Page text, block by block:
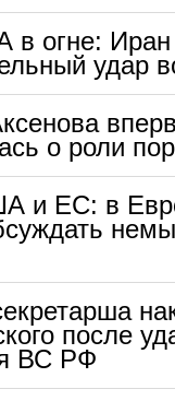
огне: Иран
удар
о роли
и ЕС: в
после
ВС РФ